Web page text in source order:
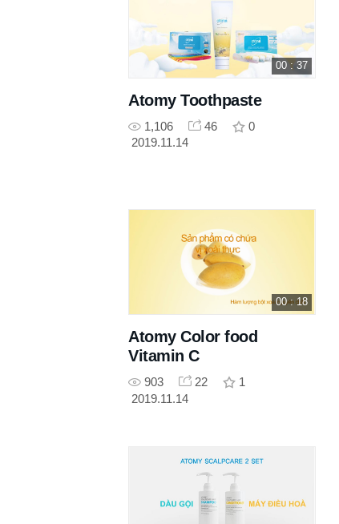
00 : 37
Atomy Toothpaste
1,106 46
0
2019.11.14
00 : 18
Atomy Color food
Vitamin C
903 22
1
2019.11.14